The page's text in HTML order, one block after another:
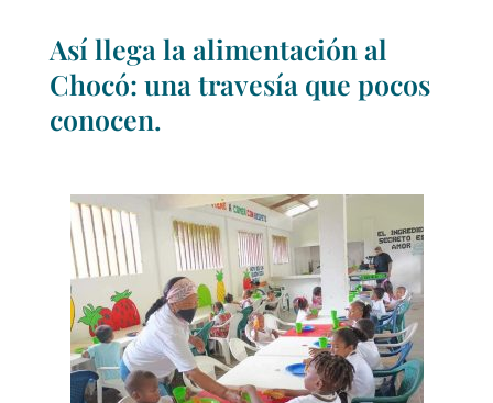
Así llega la alimentación al
Chocó: una travesía que pocos
conocen.